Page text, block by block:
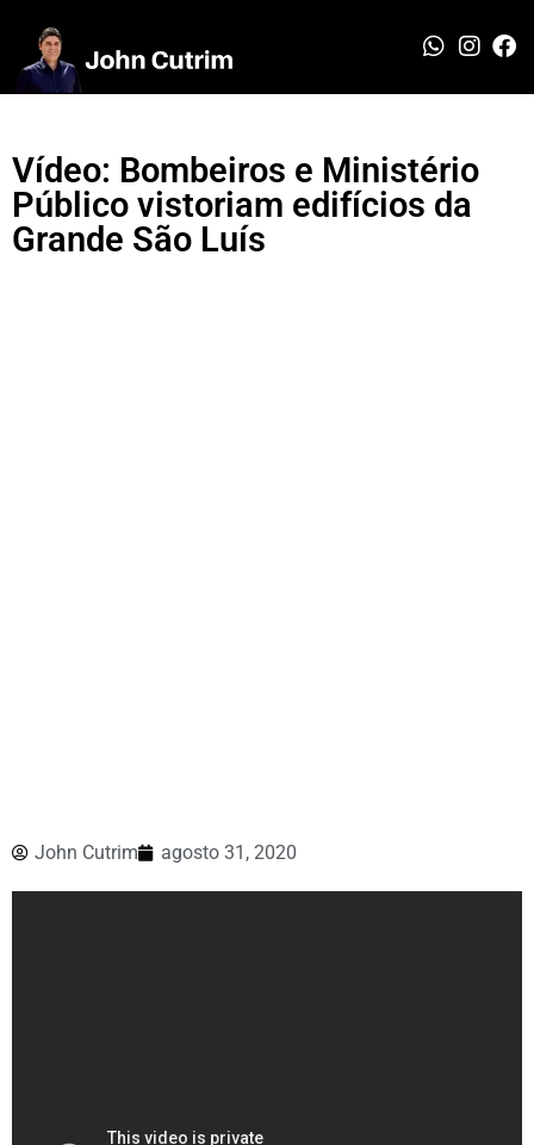
Vídeo: Bombeiros e Ministério
Público vistoriam edifícios da
Grande São Luís
John Cutrim agosto 31, 2020